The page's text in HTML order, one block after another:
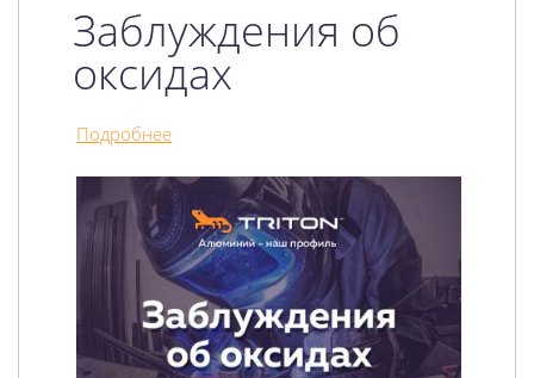
Заблуждения об
оксидах
Подробнее